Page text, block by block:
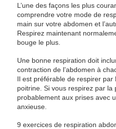
L’une des façons les plus
comprendre votre mode de
main sur votre abdomen et
Respirez maintenant
bouge le plus.
Une bonne respiration doit
contraction de l’abdomen à
Il est préférable de respirer par
poitrine. Si vous respirez par la
probablement aux prises avec
anxieuse.
9 exercices de respiration